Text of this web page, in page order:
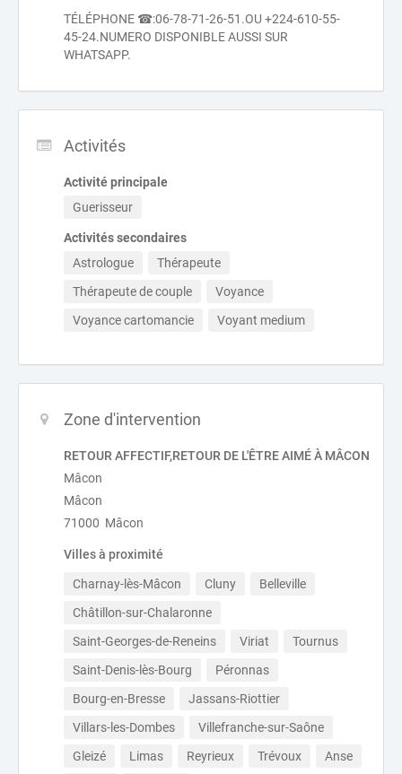
TÉLÉPHONE ☎:06-78-71-26-51.OU +224-610-55-
45-24.NUMERO DISPONIBLE AUSSI SUR
WHATSAPP.
Activités
Activité principale
Guerisseur
Activités secondaires
Astrologue
Thérapeute
Thérapeute de couple
Voyance
Voyance cartomancie
Voyant medium
Zone d'intervention
RETOUR AFFECTIF,RETOUR DE L'ÊTRE AIMÉ À MÂCON
Mâcon
Mâcon
71000 Mâcon
Villes à proximité
Charnay-lès-Mâcon Cluny
Belleville
Châtillon-sur-Chalaronne
Saint-Georges-de-Reneins
Viriat
Tournus
Saint-Denis-lès-Bourg
Péronnas
Bourg-en-Bresse
Jassans-Riottier
Villars-les-Dombes
Villefranche-sur-Saône
Gleizé
Limas Reyrieux Trévoux Anse